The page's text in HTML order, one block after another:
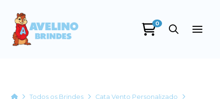
0
HomeTodos os Brindes
Cata Vento Personalizado